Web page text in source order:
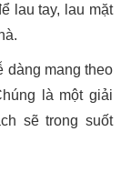
lau tay, lau mặt
dàng mang theo
là một giải
sẽ trong suốt